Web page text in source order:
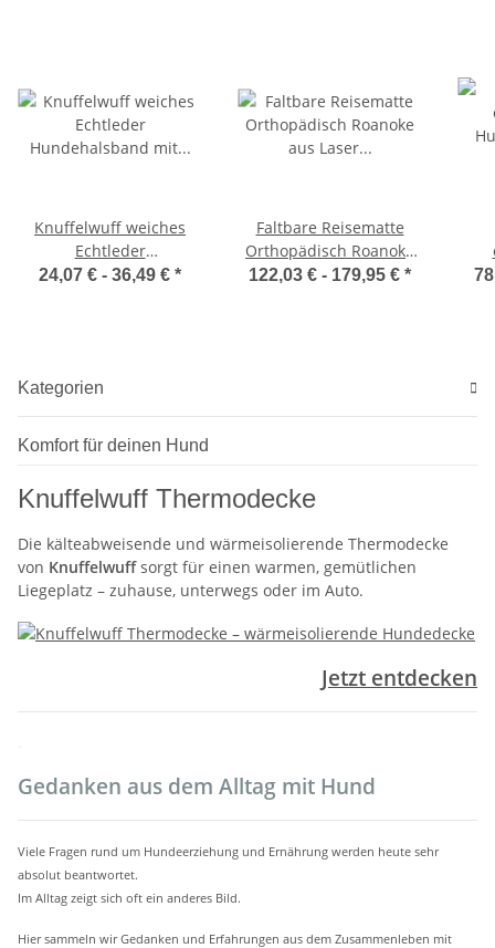
Knuffelwuff weiches
Echtleder
Hundehalsband mit
24,07 € - 36,49 € *
Faltbare Reisematte
Orthopädisch Roanoke
aus Laser gestepptem
122,03 € - 179,95 € *
Kategorien
Komfort für deinen Hund
Knuffelwuff Thermodecke
Die kälteabweisende und wärmeisolierende Thermodecke
von Knuffelwuffsorgt für einen warmen, gemütlichen
Liegeplatz – zuhause, unterwegs oder im Auto.
Jetzt entdecken
Gedanken aus dem Alltag mit Hund
Viele Fragen rund um Hundeerziehung und Ernährung werden heute sehr
absolut beantwortet.
Im Alltag zeigt sich oft ein anderes Bild.
Hier sammeln wir Gedanken und Erfahrungen aus dem Zusammenleben mit